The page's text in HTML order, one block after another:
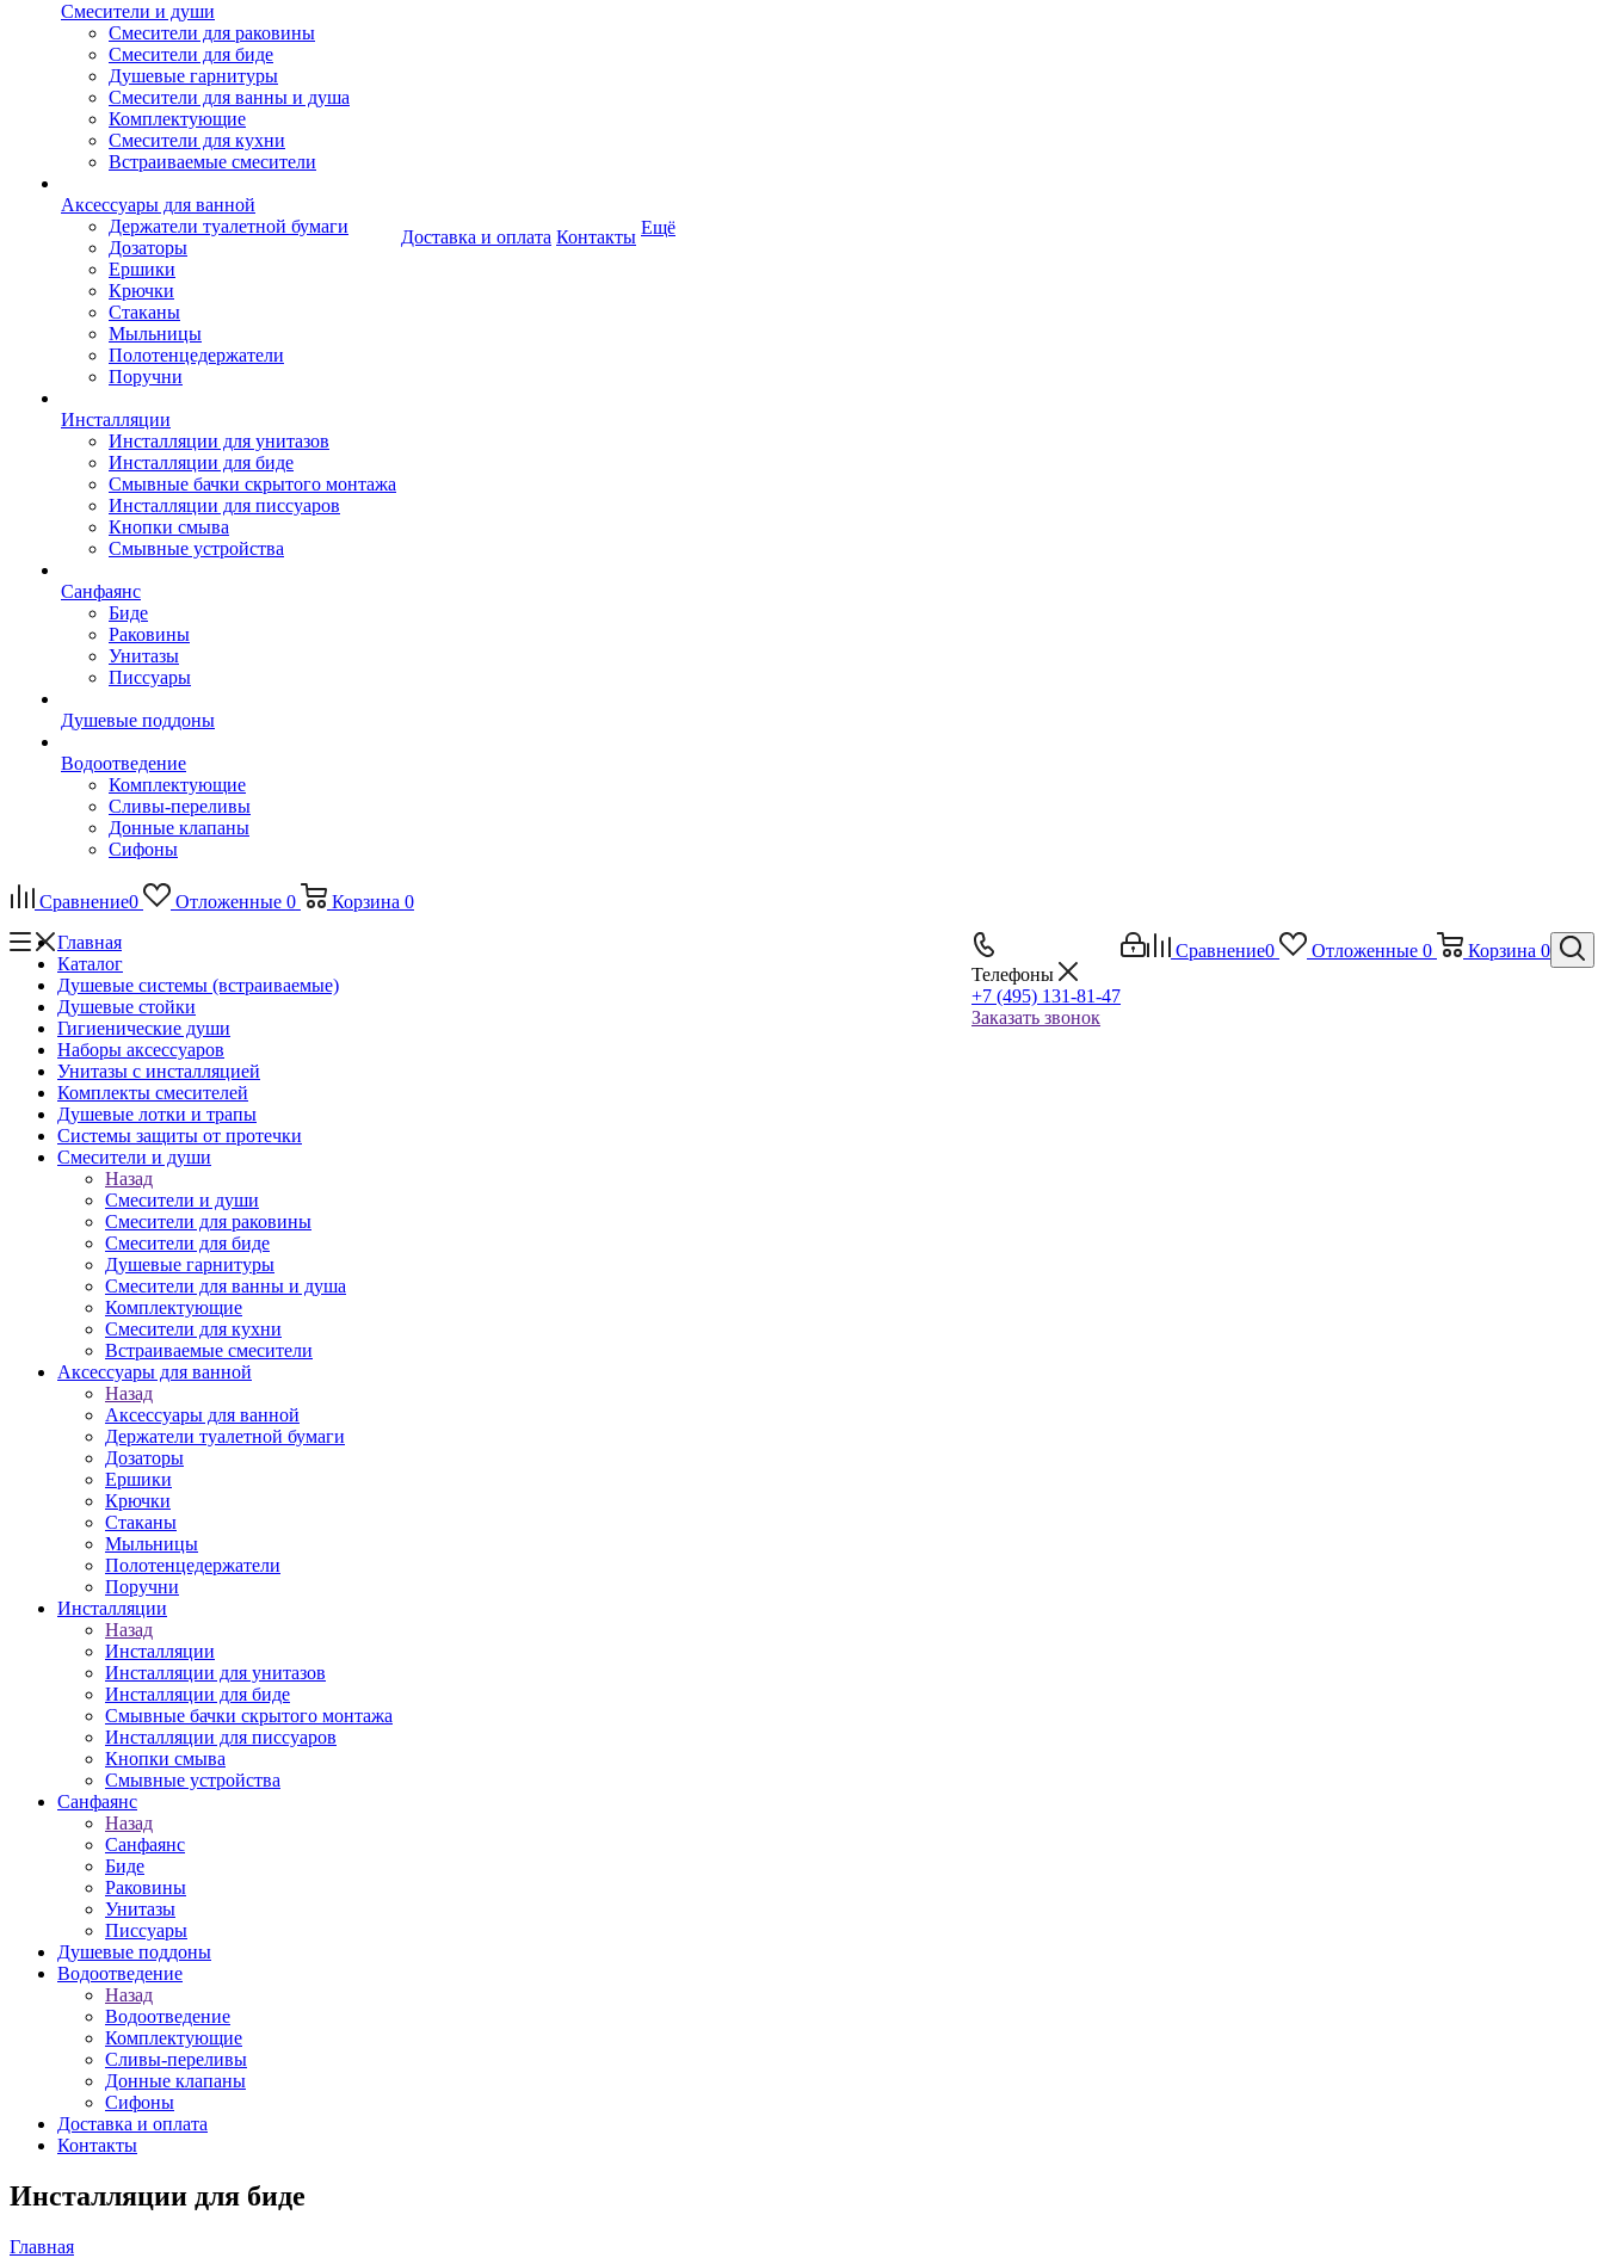
Смесители и души
Cмесители для раковины
Смесители для биде
Душевые гарнитуры
Смесители для ванны и душа
Комплектующие
Смесители для кухни
Встраиваемые смесители
Аксессуары для ванной
Держатели туалетной бумаги
Дозаторы
Ершики
Крючки
Стаканы
Мыльницы
Полотенцедержатели
Поручни
Инсталляции
Инсталляции для унитазов
Инсталляции для биде
Смывные бачки скрытого монтажа
Инсталляции для писсуаров
Кнопки смыва
Смывные устройства
Санфаянс
Биде
Раковины
Унитазы
Писсуары
Душевые поддоны
Водоотведение
Комплектующие
Сливы-переливы
Донные клапаны
Сифоны
Доставка и оплата Контакты Ещё
Сравнение0 Отложенные 0 Корзина 0
Сравнение0 Отложенные 0 Корзина 0
Телефоны
+7 (495) 131-81-47
Заказать звонок
Главная
Каталог
Душевые системы (встраиваемые)
Душевые стойки
Гигиенические души
Наборы аксессуаров
Унитазы с инсталляцией
Комплекты смесителей
Душевые лотки и трапы
Системы защиты от протечки
Смесители и души
Назад
Смесители и души
Cмесители для раковины
Смесители для биде
Душевые гарнитуры
Смесители для ванны и душа
Комплектующие
Смесители для кухни
Встраиваемые смесители
Аксессуары для ванной
Назад
Аксессуары для ванной
Держатели туалетной бумаги
Дозаторы
Ершики
Крючки
Стаканы
Мыльницы
Полотенцедержатели
Поручни
Инсталляции
Назад
Инсталляции
Инсталляции для унитазов
Инсталляции для биде
Смывные бачки скрытого монтажа
Инсталляции для писсуаров
Кнопки смыва
Смывные устройства
Санфаянс
Назад
Санфаянс
Биде
Раковины
Унитазы
Писсуары
Душевые поддоны
Водоотведение
Назад
Водоотведение
Комплектующие
Сливы-переливы
Донные клапаны
Сифоны
Доставка и оплата
Контакты
Инсталляции для биде
Главная